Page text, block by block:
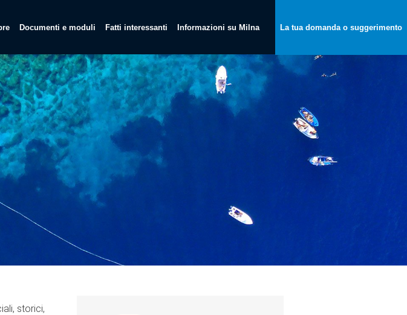
Documenti e moduli Fatti interessanti Informazioni su Milna La tua domanda o suggerimento
storici,